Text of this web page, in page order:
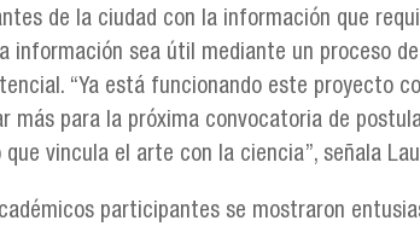
de la ciudad con la información que
información sea útil mediante un proceso
“Ya está funcionando este proyecto
más para la próxima convocatoria de
vincula el arte con la ciencia”, señala
participantes se mostraron